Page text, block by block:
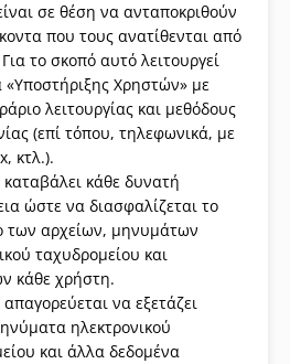
σε θέση να ανταποκριθούν
που τους ανατίθενται από
το σκοπό αυτό λειτουργεί
«Υποστήριξης Χρηστών» με
λειτουργίας και μεθόδους
(επί τόπου, τηλεφωνικά, με
κτλ.).
κάθε δυνατή
ώστε να διασφαλίζεται το
των αρχείων, μηνυμάτων
ταχυδρομείου και
κάθε χρήστη.
να εξετάζει
ηλεκτρονικού
και άλλα δεδομένα